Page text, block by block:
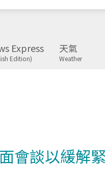
Express
Edition)
天氣
Weather
會談以緩解